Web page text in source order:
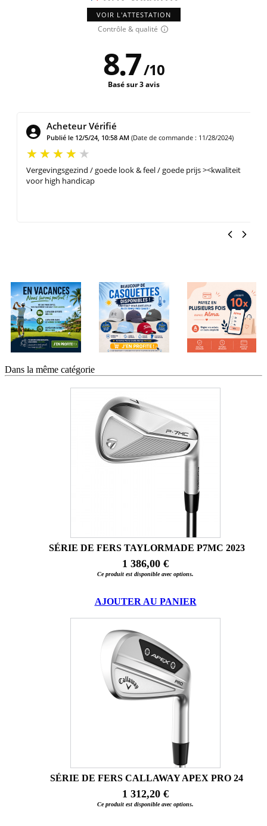
VOIR L'ATTESTATION
Contrôle & qualité
8.7/10
Basé sur 3 avis
Acheteur Vérifié
Publié le 7/5/24, 3:53 PM (Date de commande : 6/30/2024)
Des clubs faciles à prendre en main et , ce qui ne gâche rien ,
d'un esthétisme particulièrement réussi. Dommage qu'il soit
Dans la même catégorie
SÉRIE DE FERS TAYLORMADE P7MC 2023
1 386,00 €
Ce produit est disponible avec options.
AJOUTER AU PANIER
SÉRIE DE FERS CALLAWAY APEX PRO 24
1 312,20 €
Ce produit est disponible avec options.